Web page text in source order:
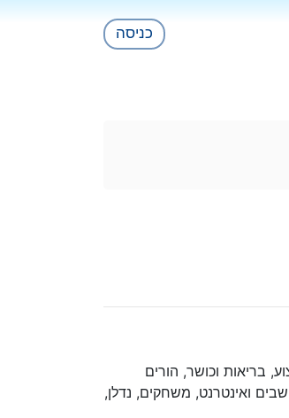
כניסה
בריאות וכושר, הורים
ואינטרנט, משחקים, נדלן,